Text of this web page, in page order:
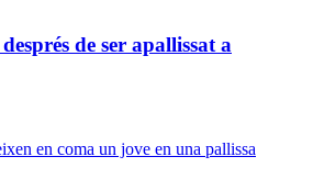
de ser apallissat a